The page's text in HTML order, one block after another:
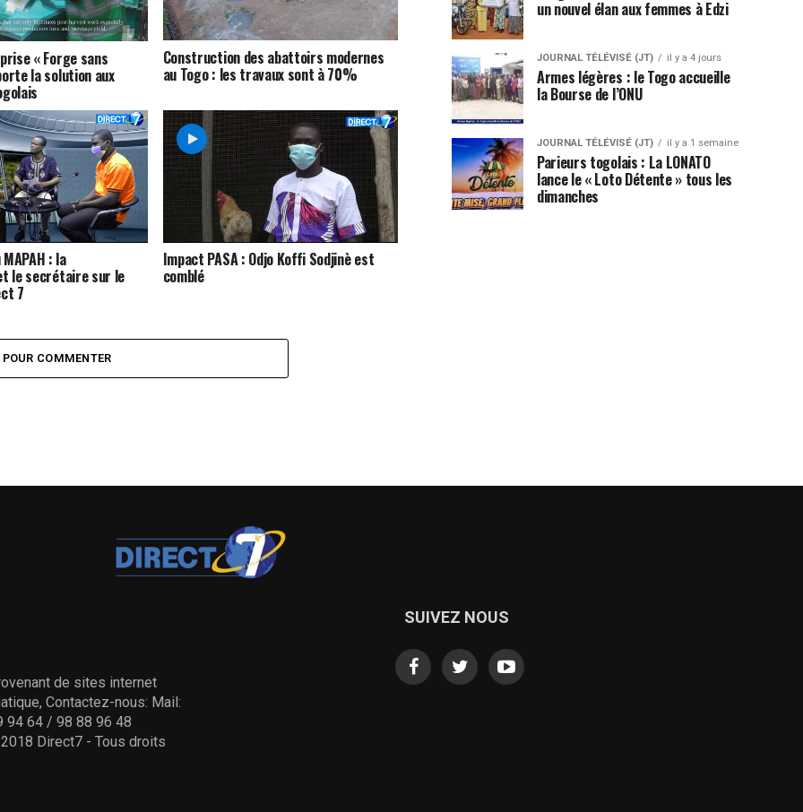
« Forge sans
la solution aux
Construction des abattoirs modernes
au Togo : les travaux sont à 70%
: la
le secrétaire sur le
7
Impact PASA : Odjo Koffi Sodjinè est
comblé
COMMENTER
un nouvel élan aux femmes à Edzi
JOURNAL TÉLÉVISÉ (JT) il y a 4 jours
Armes légères : le Togo accueille
la Bourse de l’ONU
JOURNAL TÉLÉVISÉ (JT) il y a 1 semaine
Parieurs togolais : La LONATO
lance le « Loto Détente » tous les
dimanches
de sites internet
Contactez-nous: Mail:
94 64 / 98 88 96 48
Direct7 - Tous droits
SUIVEZ NOUS